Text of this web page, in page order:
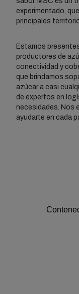
experimentado,
principales
Estamos
productores de
conectividad y
que brindamos
azúcar a casi
de expertos en
necesidades. Nos
ayudarte en cada